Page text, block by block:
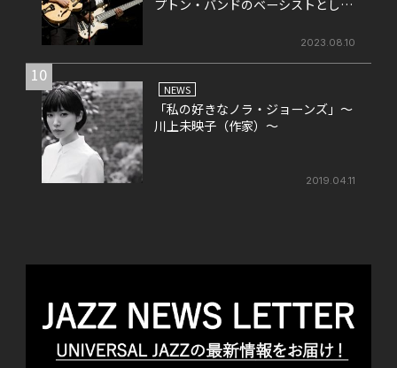
プトン・バンドのベーシストとして
ボ・アルバムが10月にリリース。
2023.08.10
10
NEWS
「私の好きなノラ・ジョーンズ」～
川上未映子（作家）～
2019.04.11